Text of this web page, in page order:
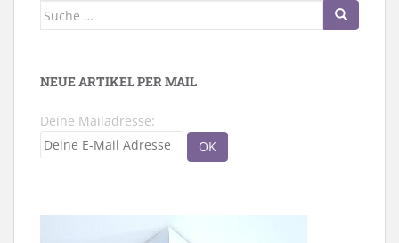
Suche
NEUE ARTIKEL PER MAIL
Deine Mailadresse: